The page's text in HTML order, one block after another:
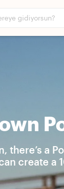
gidiyorsun?
there’s a
create a